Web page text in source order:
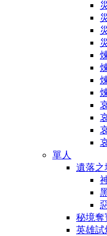
單人
遺落之
秘境奪
英雄試